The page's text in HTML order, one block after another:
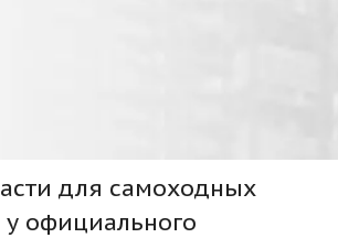
для самоходных
у официального